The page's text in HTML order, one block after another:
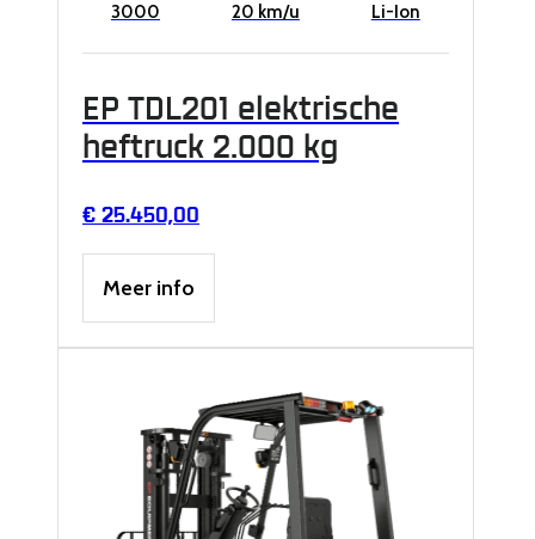
3000 20 km/u Li-Ion
EP TDL201 elektrische
heftruck 2.000 kg
€ 25.450,00
Meer info